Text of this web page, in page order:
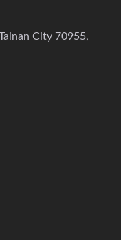
City 70955,